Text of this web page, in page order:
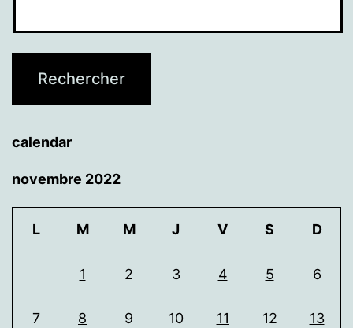
calendar
novembre 2022
L M M J V S D
1 2 3 4 5 6
7 8 9 10 11 12 13